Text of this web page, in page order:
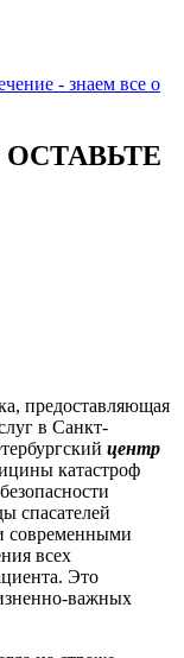
- знаем все о
предоставляющая
в Санкт-
центр
катастроф
спасателей
современными
всех
Это
важных